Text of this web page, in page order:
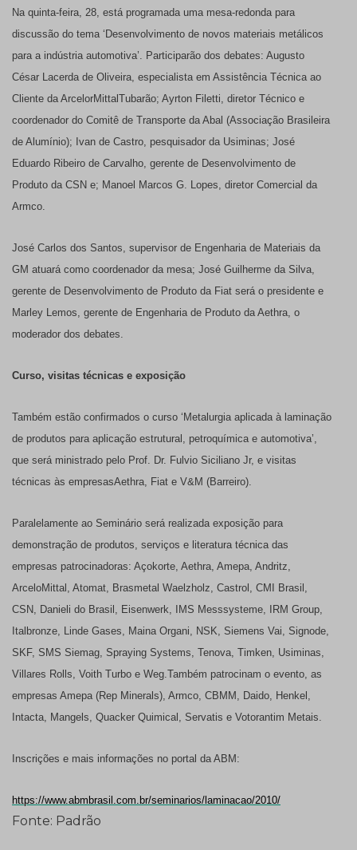
Na quinta-feira, 28, está programada uma mesa-redonda para
discussão do tema ‘Desenvolvimento de novos materiais metálicos
para a indústria automotiva’. Participarão dos debates: Augusto
César Lacerda de Oliveira, especialista em Assistência Técnica ao
Cliente da ArcelorMittalTubarão; Ayrton Filetti, diretor Técnico e
coordenador do Comitê de Transporte da Abal (Associação Brasileira
de Alumínio); Ivan de Castro, pesquisador da Usiminas; José
Eduardo Ribeiro de Carvalho, gerente de Desenvolvimento de
Produto da CSN e; Manoel Marcos G. Lopes, diretor Comercial da
Armco.
José Carlos dos Santos, supervisor de Engenharia de Materiais da
GM atuará como coordenador da mesa; José Guilherme da Silva,
gerente de Desenvolvimento de Produto da Fiat será o presidente e
Marley Lemos, gerente de Engenharia de Produto daAethra, o
moderador dos debates.
Curso, visitas técnicas e exposição
Também estão confirmados o curso ‘Metalurgia aplicada à laminação
de produtos para aplicação estrutural, petroquímica e automotiva’,
que será ministrado pelo Prof. Dr. Fulvio Siciliano Jr, e visitas
técnicas às empresasAethra, Fiat e V&M (Barreiro).
Paralelamente ao Seminário será realizada exposição para
demonstração de produtos, serviços e literatura técnica das
empresas patrocinadoras: Açokorte, Aethra, Amepa, Andritz,
ArceloMittal, Atomat, Brasmetal Waelzholz, Castrol, CMI Brasil,
CSN, Danieli do Brasil, Eisenwerk, IMS Messsysteme, IRM Group,
Italbronze, Linde Gases, Maina Organi, NSK, Siemens Vai, Signode,
SKF, SMS Siemag, Spraying Systems, Tenova, Timken, Usiminas,
Villares Rolls, Voith Turbo e Weg.Também patrocinam o evento, as
empresas Amepa (Rep Minerals), Armco, CBMM, Daido, Henkel,
Intacta, Mangels, Quacker Quimical, Servatis e Votorantim Metais.
Inscrições e mais informações no portal da ABM:
https://www.abmbrasil.com.br/seminarios/laminacao/2010/
Fonte: Padrão